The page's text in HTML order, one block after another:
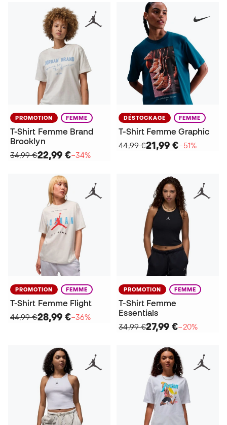
PROMOTION FEMME
T-Shirt Femme Brand
Brooklyn
34,99 €22,99 €−34%
DÉSTOCKAGE FEMME
T-Shirt Femme Graphic
44,99 €21,99 €−51%
PROMOTION FEMME
T-Shirt Femme Flight
44,99 €28,99 €−36%
PROMOTION FEMME
T-Shirt Femme
Essentials
34,99 €27,99 €−20%